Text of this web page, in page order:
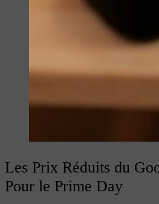
Les Prix Réduits du
Pour le Prime Day